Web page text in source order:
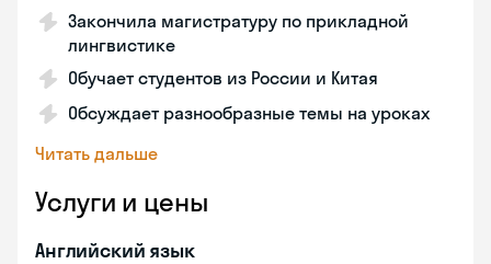
Закончила магистратуру по прикладной
лингвистике
Обучает студентов из России и Китая
Обсуждает разнообразные темы на уроках
Читать дальше
Услуги и цены
Английский язык